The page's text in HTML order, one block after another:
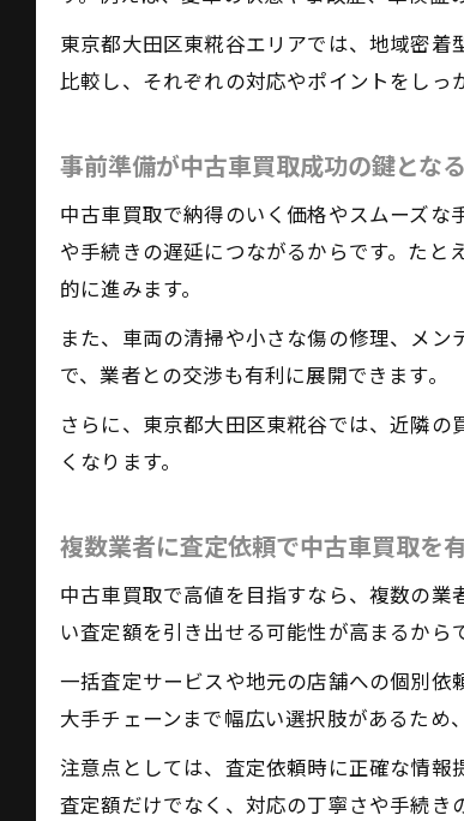
東京都大田区東糀谷エリアでは、地域密
比較し、それぞれの対応やポイントをしっ
事前準備が中古車買取成功の鍵とな
中古車買取で納得のいく価格やスムーズ
や手続きの遅延につながるからです。た
的に進みます。
また、車両の清掃や小さな傷の修理、メ
で、業者との交渉も有利に展開できます。
さらに、東京都大田区東糀谷では、近隣
くなります。
複数業者に査定依頼で中古車買取を
中古車買取で高値を目指すなら、複数の
い査定額を引き出せる可能性が高まるから
一括査定サービスや地元の店舗への個別依
大手チェーンまで幅広い選択肢があるため
注意点としては、査定依頼時に正確な情報
査定額だけでなく、対応の丁寧さや手続き